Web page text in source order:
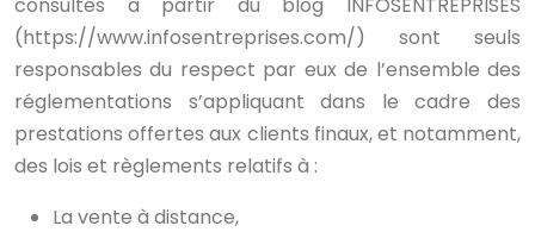
(https://www.infosentreprises.com/) sont seuls
responsables du respect par eux de l’ensemble des
réglementations s’appliquant dans le cadre des
prestations offertes aux clients finaux, et notamment,
des lois et règlements relatifs à :
La vente à distance,